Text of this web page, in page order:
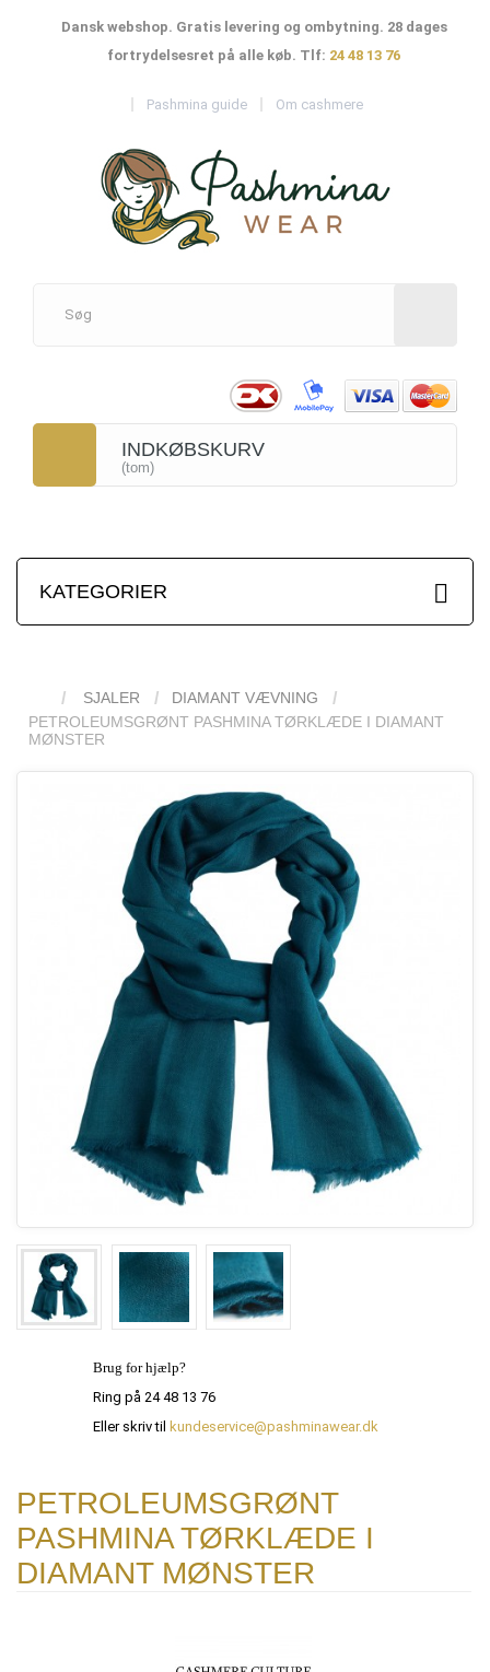
Dansk webshop. Gratis levering og ombytning. 28 dages
fortrydelsesret på alle køb. Tlf: 24 48 13 76
Pashmina guide Om cashmere
INDKØBSKURV
(tom)
KATEGORIER
SJALER
DIAMANT VÆVNING
PETROLEUMSGRØNT PASHMINA TØRKLÆDE I DIAMANT
MØNSTER
Brug for hjælp?
Ring på 24 48 13 76
Eller skriv til kundeservice@pashminawear.dk
PETROLEUMSGRØNT
PASHMINA TØRKLÆDE I
DIAMANT MØNSTER